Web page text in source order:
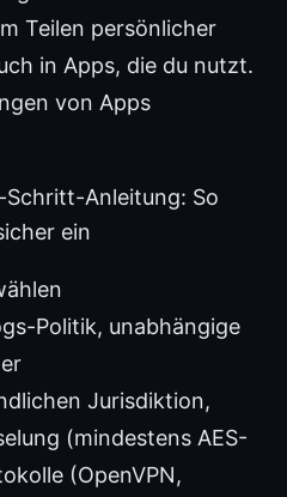
Teilen persönlicher
in Apps, die du nutzt.
von Apps
Anleitung: So
ein
Politik, unabhängige
Jurisdiktion,
(mindestens AES-
(OpenVPN,